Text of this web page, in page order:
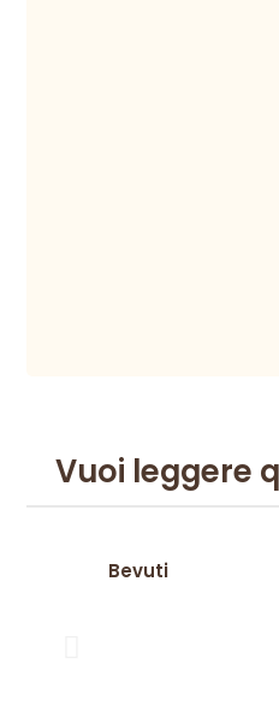
Vuoi leggere
Bevuti